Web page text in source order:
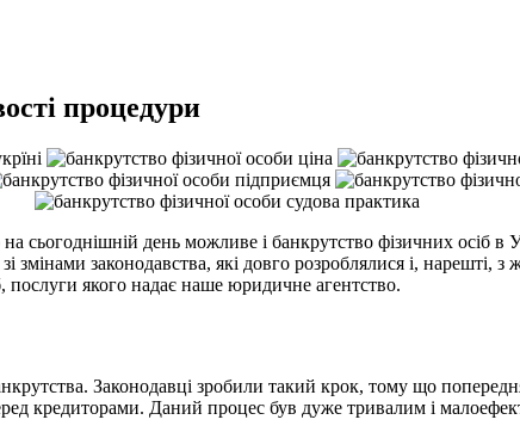
процедури
сьогоднішній день можливе і банкрутство фізичних осіб в
законодавства, які довго розроблялися і, нарешті, з
послуги якого надає наше юридичне агентство.
Законодавці зробили такий крок, тому що
кредиторами. Даний процес був дуже тривалим і